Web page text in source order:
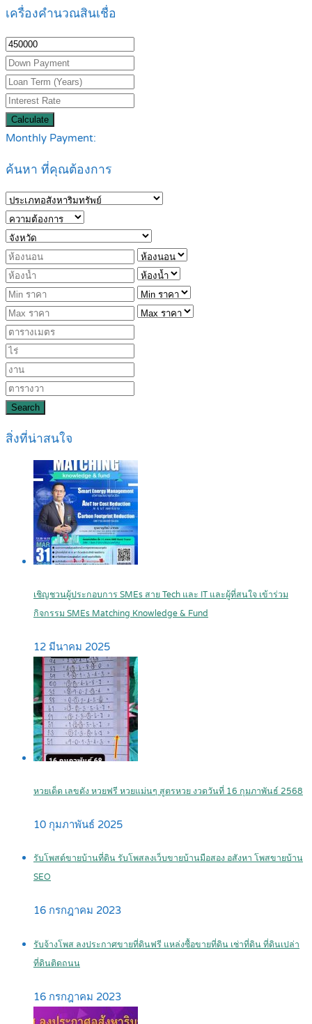
เครื่องคำนวณสินเชื่อ
Calculate
Monthly Payment:
ค้นหา ที่คุณต้องการ
Search
สิ่งที่น่าสนใจ
เชิญชวนผู้ประกอบการ SMEs สาย Tech และ IT และผู้ที่สนใจ เข้าร่วม
กิจกรรม SMEs Matching Knowledge & Fund
12 มีนาคม 2025
หวยเด็ด เลขดัง หวยฟรี หวยแม่นๆ สูตรหวย งวดวันที่ 16 กุมภาพันธ์ 2568
10 กุมภาพันธ์ 2025
รับโพสต์ขายบ้านที่ดิน รับโพสลงเว็บขายบ้านมือสอง อสังหา โพสขายบ้าน
SEO
16 กรกฎาคม 2023
รับจ้างโพส ลงประกาศขายที่ดินฟรี แหล่งซื้อขายที่ดิน เช่าที่ดิน ที่ดินเปล่า
ที่ดินติดถนน
16 กรกฎาคม 2023